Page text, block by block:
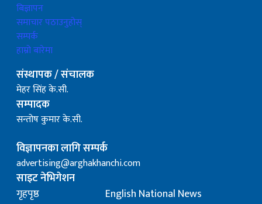
बिज्ञापन
समाचार पठाउनुहोस्
सम्पर्क
हाम्रो बारेमा
संस्थापक / संचालक
मेहर सिंह के.सी.
सम्पादक
सन्तोष कुमार के.सी.
विज्ञापनका लागि सम्पर्क
advertising@arghakhanchi.com
साइट नेभिगेशन
गृहपृष्ठ
English National News